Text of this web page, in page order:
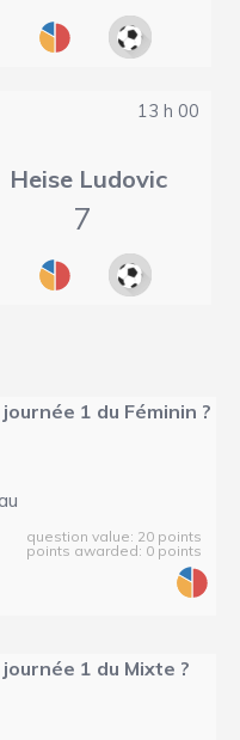
13 h 00
Heise Ludovic
7
1 du Féminin ?
question value: 20 points
points awarded: 0 points
1 du Mixte ?